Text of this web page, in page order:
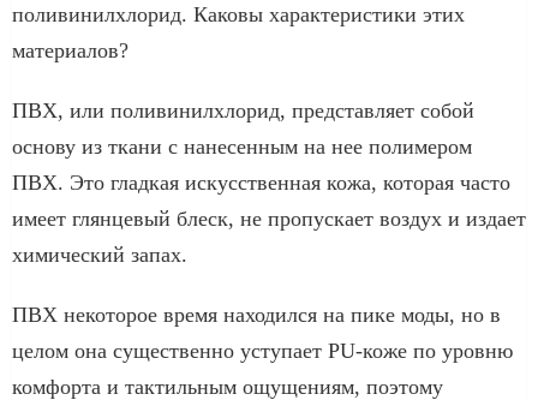
поливинилхлорид. Каковы характеристики этих
материалов?
ПВХ, или поливинилхлорид, представляет собой
основу из ткани с нанесенным на нее полимером
ПВХ. Это гладкая искусственная кожа, которая часто
имеет глянцевый блеск, не пропускает воздух и издает
химический запах.
ПВХ некоторое время находился на пике моды, но в
целом она существенно уступает PU-коже по уровню
комфорта и тактильным ощущениям, поэтому